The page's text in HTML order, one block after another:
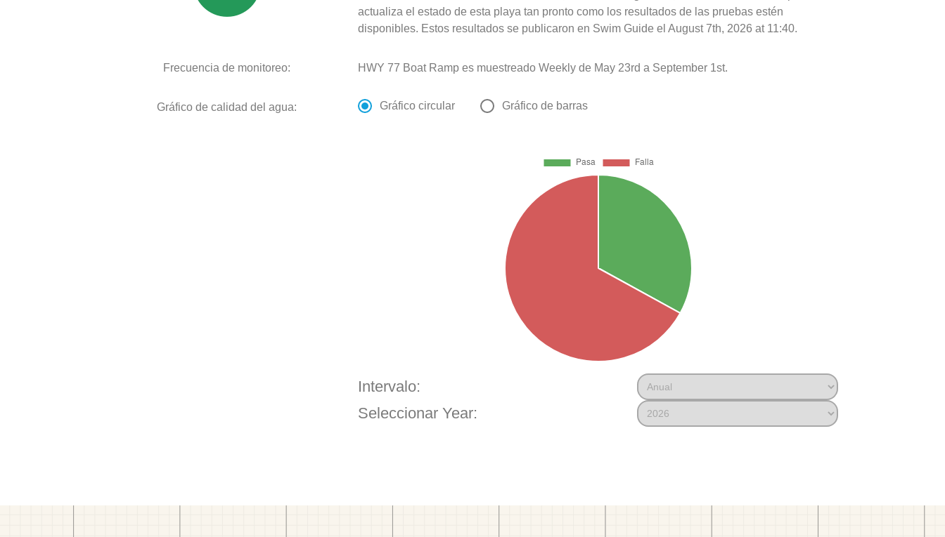
actualiza el estado de esta playa tan pronto como los resultados de las pruebas estén
disponibles. Estos resultados se publicaron en Swim Guide el August 7th, 2026 at 11:40.
Frecuencia de monitoreo: HWY 77 Boat Ramp es muestreado Weekly de May 23rd a September 1st.
Gráfico de calidad del agua: Gráfico circular Gráfico de barras
Intervalo:
Seleccionar Year: